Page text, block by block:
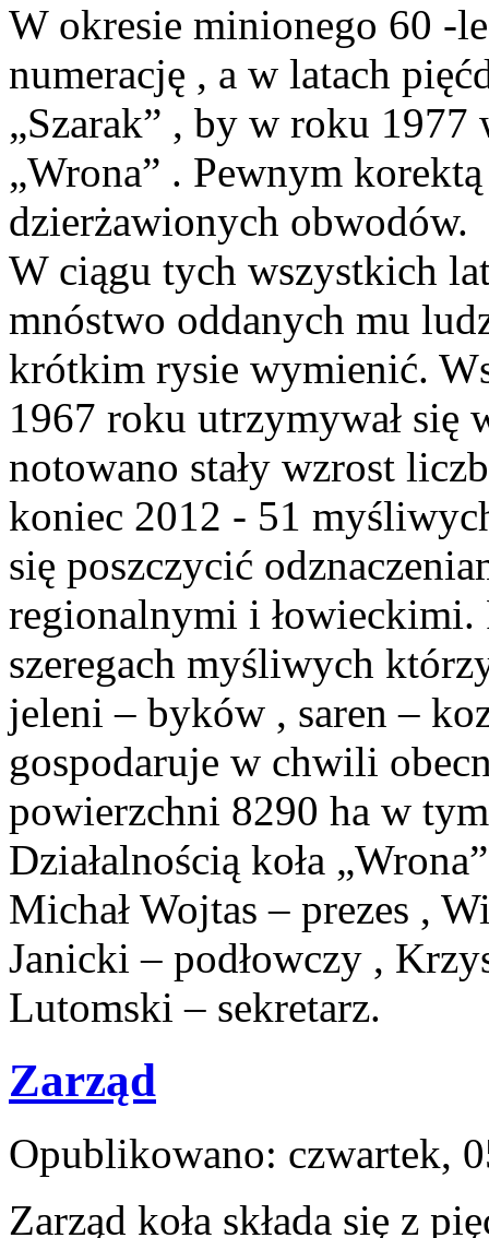
W okresie minionego 60 -
numerację , a w latach
„Szarak” , by w roku
„Wrona” . Pewnym
dzierżawionych obwodów.
W ciągu tych wszystkich
mnóstwo oddanych mu
krótkim rysie wymienić.
1967 roku utrzymywał się
notowano stały wzrost
koniec 2012 - 51
się poszczycić
regionalnymi i
szeregach myśliwych
jeleni – byków , saren –
gospodaruje w chwili
powierzchni 8290 ha w
Działalnością koła
Michał Wojtas – prezes ,
Janicki – podłowczy ,
Lutomski – sekretarz.
Zarząd
Opublikowano: czwartek,
Zarząd koła składa się z